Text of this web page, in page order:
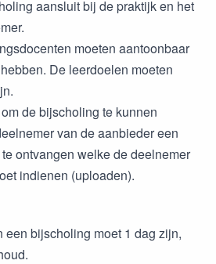
aansluit bij de praktijk en het
moeten aantoonbaar
De leerdoelen moeten
de bijscholing te kunnen
van de aanbieder een
ontvangen welke de deelnemer
indienen (uploaden).
een bijscholing moet 1 dag zijn,